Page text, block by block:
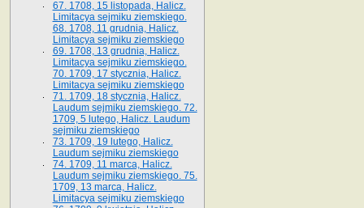
67. 1708, 15 listopada, Halicz.
Limitacya sejmiku ziemskiego.
68. 1708, 11 grudnia, Halicz.
Limitacya sejmiku ziemskiego
69. 1708, 13 grudnia, Halicz.
Limitacya sejmiku ziemskiego.
70. 1709, 17 stycznia, Halicz.
Limitacya sejmiku ziemskiego
71. 1709, 18 stycznia, Halicz.
Laudum sejmiku ziemskiego. 72.
1709, 5 lutego, Halicz. Laudum
sejmiku ziemskiego
73. 1709, 19 lutego, Halicz.
Laudum sejmiku ziemskiego
74. 1709, 11 marca, Halicz.
Laudum sejmiku ziemskiego. 75.
1709, 13 marca, Halicz.
Limitacya sejmiku ziemskiego